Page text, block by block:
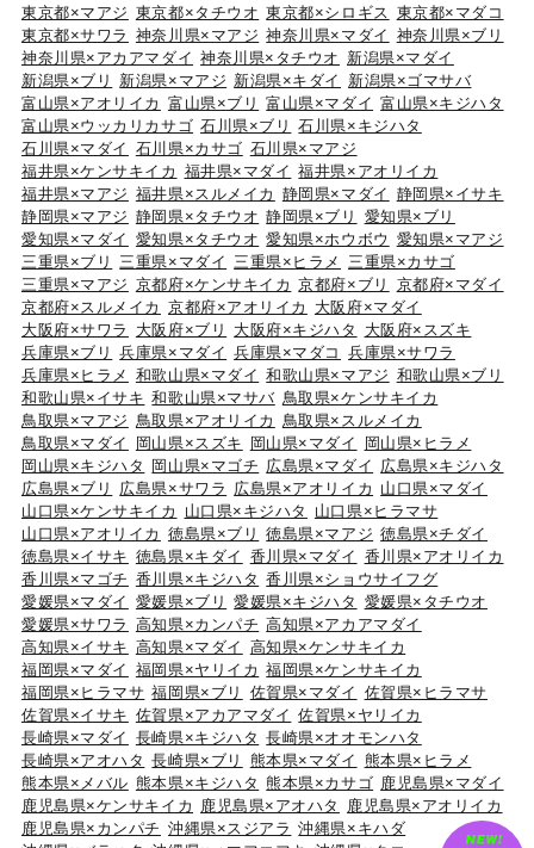
東京都×マアジ 東京都×タチウオ 東京都×シロギス 東京都×マダコ
東京都×サワラ 神奈川県×マアジ 神奈川県×マダイ 神奈川県×ブリ
神奈川県×アカアマダイ 神奈川県×タチウオ 新潟県×マダイ
新潟県×ブリ
新潟県×マアジ 新潟県×キダイ
新潟県×ゴマサバ
富山県×アオリイカ 富山県×ブリ 富山県×マダイ 富山県×キジハタ
富山県×ウッカリカサゴ 石川県×ブリ
石川県×キジハタ
石川県×マダイ 石川県×カサゴ 石川県×マアジ
福井県×ケンサキイカ 福井県×マダイ 福井県×アオリイカ
福井県×マアジ 福井県×スルメイカ 静岡県×マダイ 静岡県×イサキ
静岡県×マアジ 静岡県×タチウオ 静岡県×ブリ
愛知県×ブリ
愛知県×マダイ 愛知県×タチウオ 愛知県×ホウボウ 愛知県×マアジ
三重県×ブリ
三重県×マダイ 三重県×ヒラメ
三重県×カサゴ
三重県×マアジ 京都府×ケンサキイカ 京都府×ブリ
京都府×マダイ
京都府×スルメイカ 京都府×アオリイカ
大阪府×マダイ
大阪府×サワラ
大阪府×ブリ 大阪府×キジハタ
大阪府×スズキ
兵庫県×ブリ
兵庫県×マダイ 兵庫県×マダコ
兵庫県×サワラ
兵庫県×ヒラメ 和歌山県×マダイ 和歌山県×マアジ 和歌山県×ブリ
和歌山県×イサキ 和歌山県×マサバ 鳥取県×ケンサキイカ
鳥取県×マアジ 鳥取県×アオリイカ
鳥取県×スルメイカ
鳥取県×マダイ
岡山県×スズキ 岡山県×マダイ
岡山県×ヒラメ
岡山県×キジハタ
岡山県×マゴチ 広島県×マダイ 広島県×キジハタ
広島県×ブリ
広島県×サワラ 広島県×アオリイカ 山口県×マダイ
山口県×ケンサキイカ
山口県×キジハタ
山口県×ヒラマサ
山口県×アオリイカ 徳島県×ブリ 徳島県×マアジ 徳島県×チダイ
徳島県×イサキ 徳島県×キダイ 香川県×マダイ 香川県×アオリイカ
香川県×マゴチ 香川県×キジハタ 香川県×ショウサイフグ
愛媛県×マダイ 愛媛県×ブリ 愛媛県×キジハタ 愛媛県×タチウオ
愛媛県×サワラ 高知県×カンパチ 高知県×アカアマダイ
高知県×イサキ 高知県×マダイ 高知県×ケンサキイカ
福岡県×マダイ 福岡県×ヤリイカ 福岡県×ケンサキイカ
福岡県×ヒラマサ 福岡県×ブリ 佐賀県×マダイ 佐賀県×ヒラマサ
佐賀県×イサキ 佐賀県×アカアマダイ 佐賀県×ヤリイカ
長崎県×マダイ 長崎県×キジハタ 長崎県×オオモンハタ
長崎県×アオハタ 長崎県×ブリ 熊本県×マダイ 熊本県×ヒラメ
熊本県×メバル 熊本県×キジハタ 熊本県×カサゴ 鹿児島県×マダイ
鹿児島県×ケンサキイカ
鹿児島県×アオハタ
鹿児島県×アオリイカ
鹿児島県×カンパチ 沖縄県×スジアラ 沖縄県×キハダ